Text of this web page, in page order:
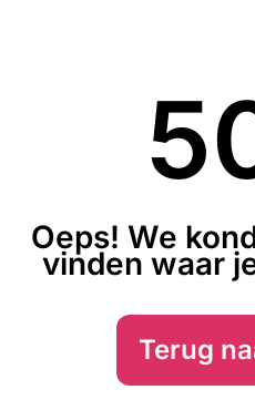
Oeps! We
vinden waar
Terug